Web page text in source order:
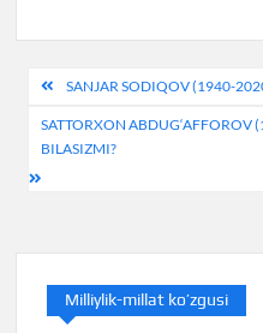
Post
menyusi
SANJAR SODIQOV (1940-
SATTORXON
BILASIZMI?
Milliylik-millat ko’zgusi